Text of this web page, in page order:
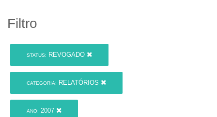
Filtro
STATUS: REVOGADO
CATEGORIA: RELATÓRIOS
ANO: 2007